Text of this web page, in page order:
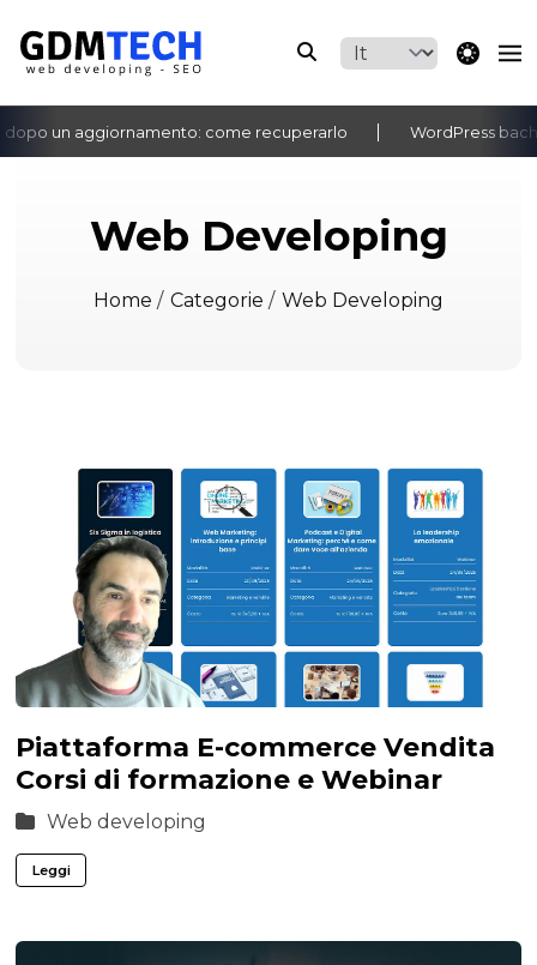
theme
un aggiornamento: come recuperarlo WordPress
‹ ›
Web Developing
Home / Categorie / Web Developing
Piattaforma E-commerce Vendita
Corsi di formazione e Webinar
Web developing
Leggi